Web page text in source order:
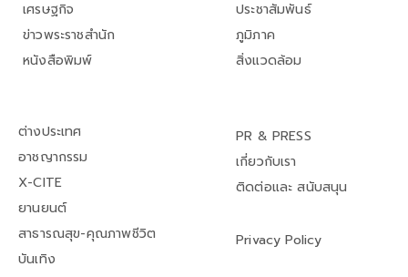
เศรษฐกิจ
ข่าวพระราชสำนัก
หนังสือพิมพ์
ประชาสัมพันธ์
ภูมิภาค
สิ่งแวดล้อม
ต่างประเทศ
อาชญากรรม
X-CITE
ยานยนต์
สาธารณสุข-คุณภาพชีวิต
บันเทิง
PR & PRESS
เกี่ยวกับเรา
ติดต่อและ สนับสนุน
Privacy Policy